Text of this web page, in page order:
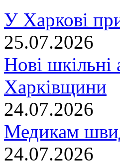
У Харкові
25.07.2026
Нові шкільні
Харківщини
24.07.2026
Медикам
24.07.2026